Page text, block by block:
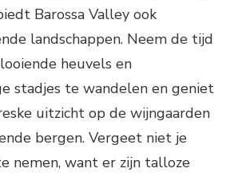
Barossa Valley ook
landschappen. Neem de tijd
heuvels en
stadjes te wandelen en geniet
uitzicht op de wijngaarden
bergen. Vergeet niet je
nemen, want er zijn talloze